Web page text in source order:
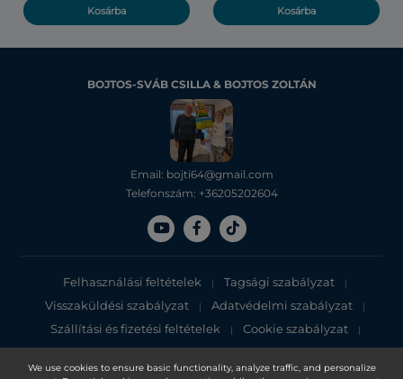
We use cookies to ensure basic functionality, analyze traffic, and personalize
Kosárba Kosárba
BOJTOS-SVÁB CSILLA & BOJTOS ZOLTÁN
Email: bojti64@gmail.com
Telefonszám: +36205202604
Felhasználási feltételek | Tagsági szabályzat |
Visszaküldési szabályzat | Adatvédelmi szabályzat |
Szállítási és fizetési feltételek | Cookie szabályzat |
Adatvédelmi tájékoztató